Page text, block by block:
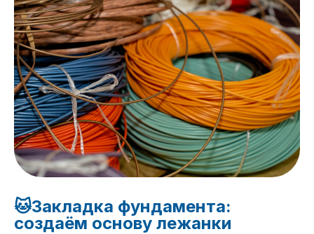
🐱Закладка фундамента:
создаём основу лежанки